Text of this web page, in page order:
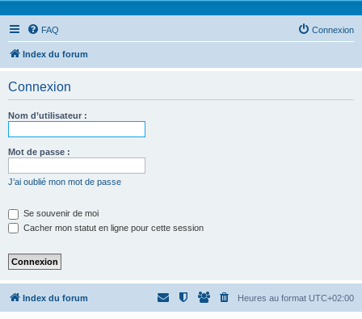
FAQ Connexion
Index du forum
Connexion
Nom d’utilisateur :
Mot de passe :
J’ai oublié mon mot de passe
Se souvenir de moi
Cacher mon statut en ligne pour cette session
Index du forum Heures au format UTC+02:00